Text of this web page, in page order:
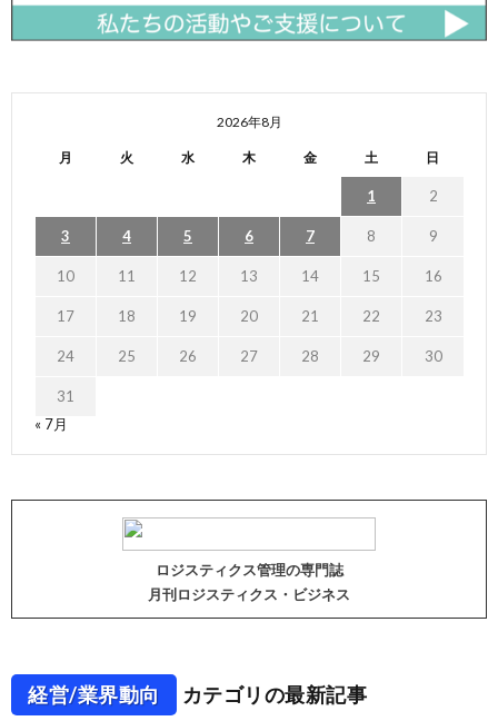
2026年8月
月 火 水 木 金 土 日
1 2
3 4 5 6 7 8 9
10 11 12 13 14 15 16
17 18 19 20 21 22 23
24 25 26 27 28 29 30
31
« 7月
ロジスティクス管理の専門誌
月刊ロジスティクス・ビジネス
経営/業界動向 カテゴリの最新記事